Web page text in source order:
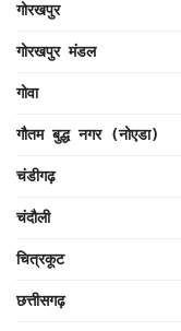
गोरखपुर
गोरखपुर मंडल
गोवा
गौतम बुद्ध नगर (नोएडा)
चंडीगढ़
चंदौली
चित्रकूट
छत्तीसगढ़